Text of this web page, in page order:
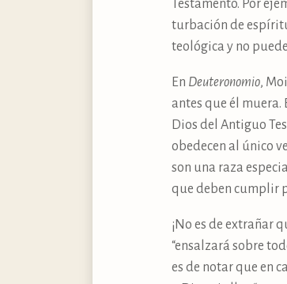
Testamento. Por
turbación de
teológica y no
En Deuteronomio,
antes que él muera.
Dios del Antiguo
obedecen al único
son una raza
que deben cumplir
¡No es de extrañar
“ensalzará sobre
es de notar que en